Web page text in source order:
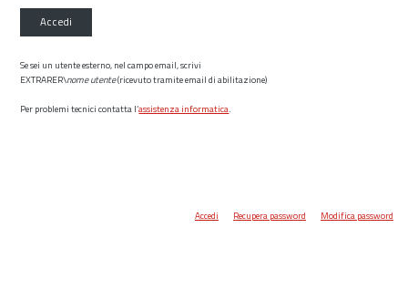
Accedi
Se sei un utente esterno, nel campo email, scrivi
EXTRARER\nome utente(ricevuto tramite email di abilitazione)
Per problemi tecnici contatta l’assistenza informatica.
Accedi Recupera password Modifica password